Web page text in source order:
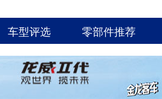
车型评选 零部件推荐